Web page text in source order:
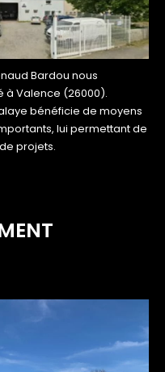
Bardou nous
à Valence (26000).
bénéficie de moyens
lui permettant de
projets.